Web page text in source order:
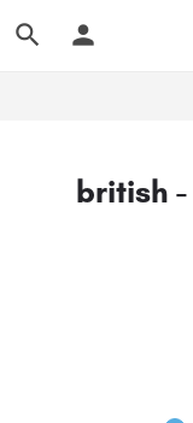
المدرسة البريطانية للغات - british